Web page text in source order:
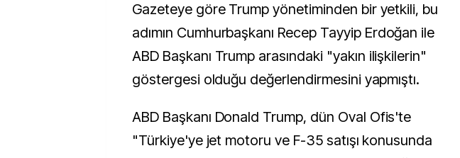
Gazeteye göre Trump yönetiminden bir yetkili, bu
adımın Cumhurbaşkanı Recep Tayyip Erdoğan ile
ABD Başkanı Trump arasındaki "yakın ilişkilerin"
göstergesi olduğu değerlendirmesini yapmıştı.
ABD Başkanı Donald Trump, dün Oval Ofis'te
"Türkiye'ye jet motoru ve F-35 satışı konusunda